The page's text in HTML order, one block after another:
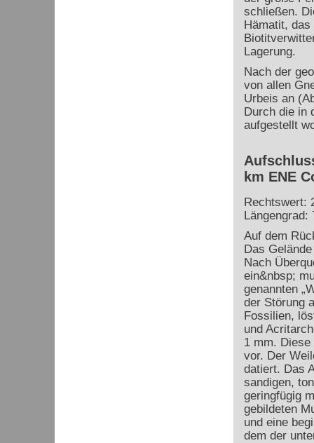
schließen.
Hämatit, das
Lagerung.
Nach der
von allen
Urbeis an
Durch die in
aufgestellt
km ENE
Rechtswert:
Längengrad:
Auf dem
Das
Nach
ein&nbsp;
genannten
der Störung
Fossilien,
und
1 mm.
vor. Der
datiert. Das
sandigen,
geringfügig
gebildeten
und eine
dem der